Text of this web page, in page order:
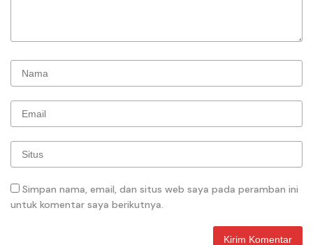
Simpan nama, email, dan situs web saya pada peramban ini
untuk komentar saya berikutnya.